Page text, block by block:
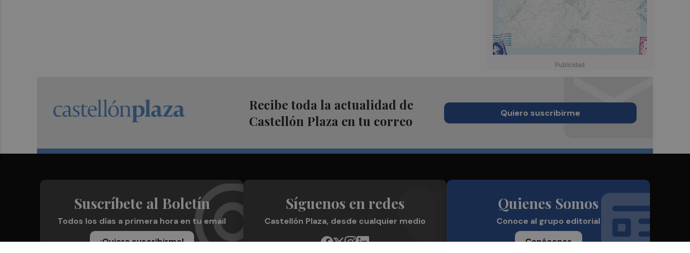
Recibe toda la actualidad de
Castellón Plaza en tu correo
Quiero suscribirme
Suscríbete al Boletín
Todos los días a primera hora en tu email
¡Quiero suscribirme!
Síguenos en redes
Castellón Plaza, desde cualquier medio
Quienes Somos
Conoce al grupo editorial
Conócenos